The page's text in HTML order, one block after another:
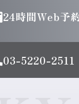
24時間Web予
03-5220-2511